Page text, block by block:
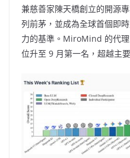
兼慈善家陳天橋創立的開源
列前茅，並成為全球首個即
力的基準。MiroMind 的代
位升至 9 月第一名，超越主